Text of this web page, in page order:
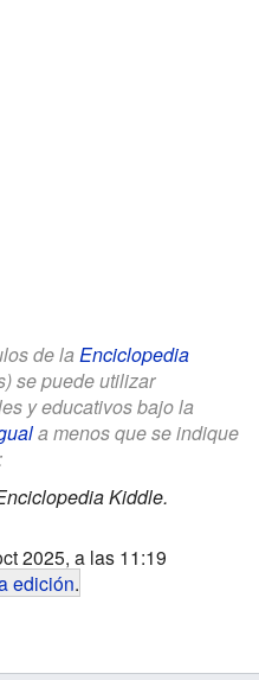
de la Enciclopedia
se puede utilizar
y educativos bajo la
a menos que se indique
Kiddle.
2025, a las 11:19
edición.